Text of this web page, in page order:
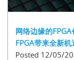
网络边缘的
FPGA带来全新机
Posted 12/05/